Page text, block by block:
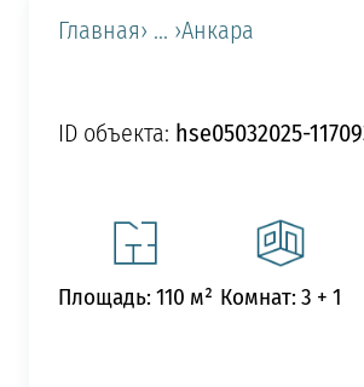
Главная› ... ›Анкара
ID объекта: hse05032025-
Площадь: 110 м² Комнат: 3 + 1